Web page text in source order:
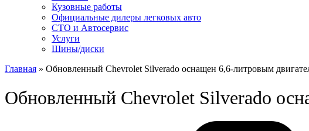
Кузовные работы
Официальные дилеры легковых авто
СТО и Автосервис
Услуги
Шины/диски
Главная » Обновленный Chevrolet Silverado оснащен 6,6-литровым
Обновленный Chevrolet Silverado